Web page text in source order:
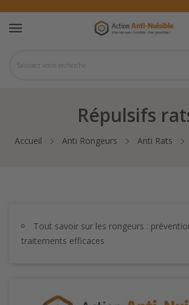
Répulsifs
Accueil Anti Rongeurs Anti Rats
Tout savoir sur les rongeurs :
traitements efficaces